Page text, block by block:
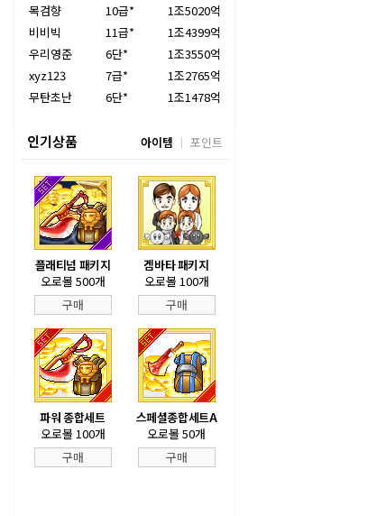
목검향
10급*
1조5020억
비비빅
11급*
1조4399억
우리영준
6단*
1조3550억
xyz123
7급*
1조2765억
무탄초난
6단* 1조1478억
인기상품 아이템 포인트
플래티넘 패키지
오로볼 500개
구매
겜바타 패키지
오로볼 100개
구매
파워 종합세트
오로볼 100개
구매
스페셜종합세트A
오로볼 50개
구매